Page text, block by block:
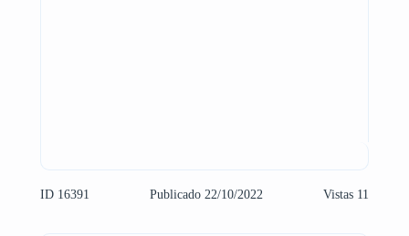
ID 16391 Publicado 22/10/2022 Vistas 11